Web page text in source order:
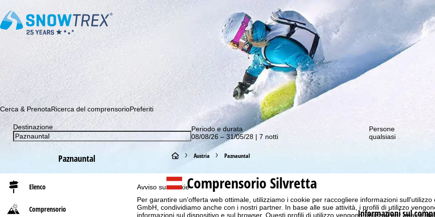
Avviso sui cookie
Per garantire un'offerta web ottimale, utilizziamo i cookie per raccogliere informazioni sull'utilizzo
GmbH, condividiamo anche con i nostri partner. In base alle sue attività, i profili di utilizzo
informazioni sul dispositivo e sul browser. Questi profili di utilizzo vengono utilizzati per analisi
Abbonati alla nostra Newsletter e sii tra i primi a scoprire le nostre offerte migliori!
Cerca & PrenotaRicerca del comprensorioPreferiti
Destinazione
Periodo e durata
08/08/26 – 31/05/28 | 7 notti
Persone
qualsiasi
Paznauntal
Elenco
Comprensorio
H
o
e
Austria Paznauntal
Comprensorio Silvretta
Informazioni sul